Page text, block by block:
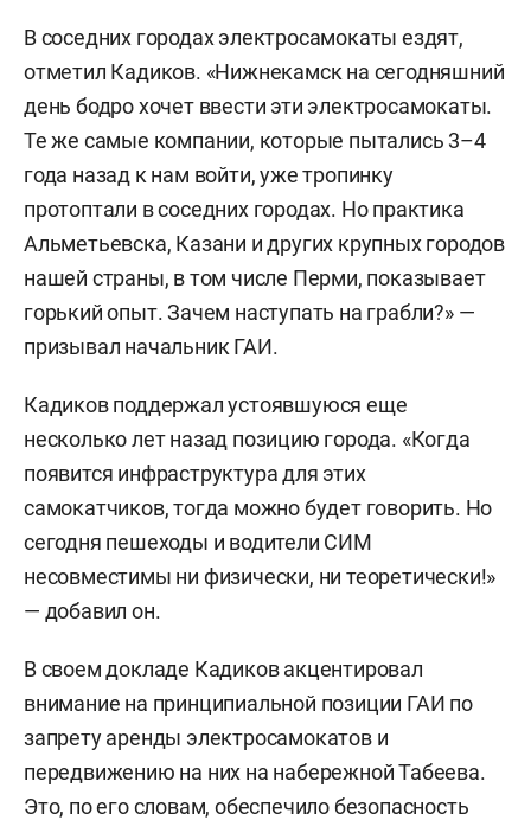
В соседних городах электросамокаты ездят,
отметил Кадиков. «Нижнекамск на сегодняшний
день бодро хочет ввести эти электросамокаты.
Те же самые компании, которые пытались 3–4
года назад к нам войти, уже тропинку
протоптали в соседних городах. Но практика
Альметьевска, Казани и других крупных городов
нашей страны, в том числе Перми, показывает
горький опыт. Зачем наступать на грабли?» —
призывал начальник ГАИ.
Кадиков поддержал устоявшуюся еще
несколько лет назад позицию города. «Когда
появится инфраструктура для этих
самокатчиков, тогда можно будет говорить. Но
сегодня пешеходы и водители СИМ
несовместимы ни физически, ни теоретически!»
— добавил он.
В своем докладе Кадиков акцентировал
внимание на принципиальной позиции ГАИ по
запрету аренды электросамокатов и
передвижению на них на набережной Табеева.
Это, по его словам, обеспечило безопасность